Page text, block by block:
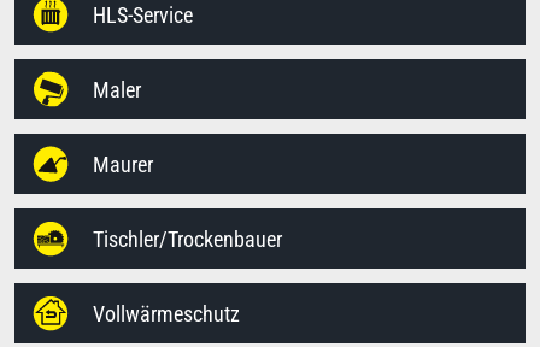
HLS-Service
Maler
Maurer
Tischler/Trockenbauer
Vollwärmeschutz